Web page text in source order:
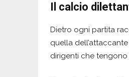
Il calcio
Dietro ogni partita
quella
dirigenti che tengono